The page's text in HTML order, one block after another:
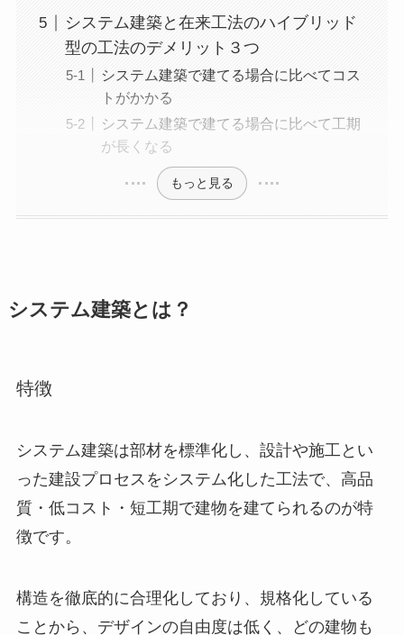
システム建築と在来工法のハイブリッド
型の工法のデメリット３つ
システム建築で建てる場合に比べてコス
トがかかる
システム建築で建てる場合に比べて工期
が長くなる
もっと見る
システム建築とは？
特徴
システム建築は部材を標準化し、設計や施工とい
った建設プロセスをシステム化した工法で、高品
質・低コスト・短工期で建物を建てられるのが特
徴です。
構造を徹底的に合理化しており、規格化している
ことから、デザインの自由度は低く、どの建物も